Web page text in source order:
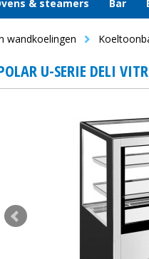
& steamers Bar
wandkoelingen
U-SERIE DELI